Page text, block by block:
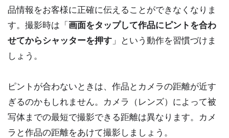
品情報をお客様に正確に伝えることができなくなりま
す。撮影時は「画面をタップして作品にピントを合わ
せてからシャッターを押す 」という動作を習慣づけま
しょう。
ピントが合わないときは、作品とカメラの距離が近す
ぎるのかもしれません。カメラ（レンズ）によって被
写体までの最短で撮影できる距離は異なります。カメ
ラと作品の距離をあけて撮影しましょう。